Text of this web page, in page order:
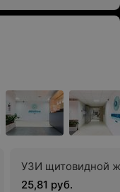
УЗИ щитовидной
25,81 руб.